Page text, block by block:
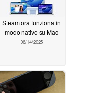
Steam ora funziona in
modo nativo su Mac
06/14/2025